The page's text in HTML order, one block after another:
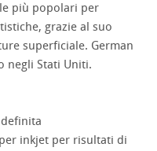
più popolari per
grazie al suo
superficiale. German
negli Stati Uniti.
inkjet per risultati di